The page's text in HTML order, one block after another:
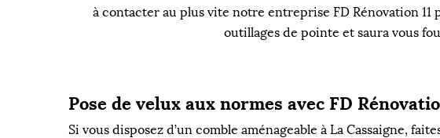
à contacter au plus vite notre entreprise FD Rénovation
outillages de pointe et saura vous
Pose de velux aux normes avec FD
Si vous disposez d’un comble aménageable à La Cassaigne,